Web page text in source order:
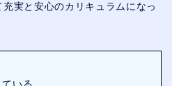
実と安心のカリキュラムになっ